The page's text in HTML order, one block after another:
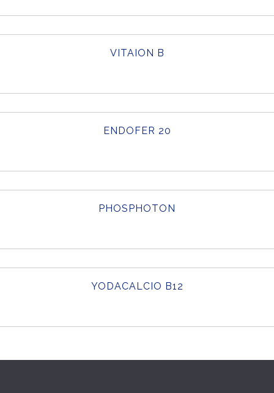
VITAION B
ENDOFER 20
PHOSPHOTON
YODACALCIO B12